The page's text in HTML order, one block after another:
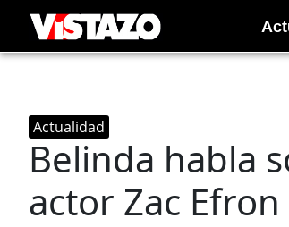
Actualidad
Belinda habla
actor Zac Efron